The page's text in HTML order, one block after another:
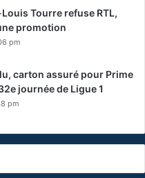
Tourre refuse RTL,
promotion
pm
carton assuré pour Prime
journée de Ligue 1
pm